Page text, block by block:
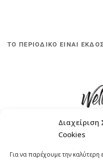
Διαχείριση
Cookies
Για να παρέχουμε την καλύτερη
ΤΟ ΠΕΡΙΟΔΙΚΟ ΕΙΝΑΙ
ΤΗΛΕΦΩΝΟ: +30 211